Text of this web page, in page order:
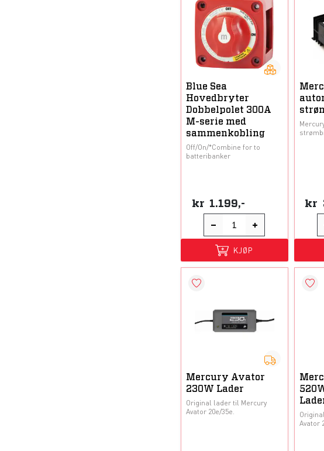
Blue Sea
Hovedbryter
Dobbelpolet 300A
M-serie med
sammenkobling
Off/On/*Combine for to
batteribanker
kr 1.199,-
KJØP
kr
Mercury Avator
230W Lader
Original lader til Mercury
Avator 20e/35e.
Avator